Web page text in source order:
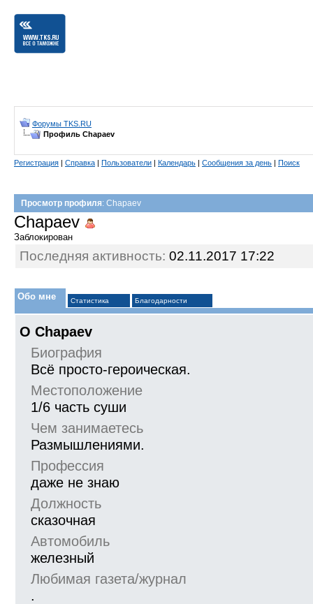
Форумы TKS.RU
Профиль Chapaev
Регистрация | Справка | Пользователи | Календарь | Сообщения за день | Поиск
Просмотр профиля: Chapaev
Chapaev
Заблокирован
Последняя активность: 02.11.2017 17:22
Обо мне Статистика Благодарности
О Chapaev
Биография
Всё просто-героическая.
Местоположение
1/6 часть суши
Чем занимаетесь
Размышлениями.
Профессия
даже не знаю
Должность
сказочная
Автомобиль
железный
Любимая газета/журнал
.